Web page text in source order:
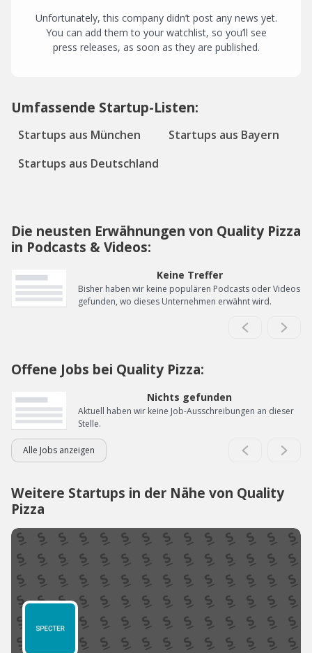
Unfortunately, this company didn’t post any news yet.
You can add them to your watchlist, so you’ll see
press releases, as soon as they are published.
Umfassende Startup-Listen:
Startups aus München
Startups aus Bayern
Startups aus Deutschland
Die neusten Erwähnungen von Quality Pizza
in Podcasts & Videos:
Keine Treffer
Bisher haben wir keine populären Podcasts oder Videos
gefunden, wo dieses Unternehmen erwähnt wird.
Offene Jobs bei Quality Pizza:
Nichts gefunden
Aktuell haben wir keine Job-Ausschreibungen an dieser
Stelle.
Alle Jobs anzeigen
Weitere Startups in der Nähe von Quality
Pizza